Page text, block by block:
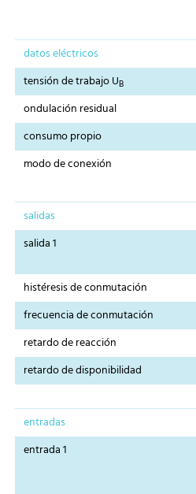
datos eléctricos
tensión de trabajo UB
ondulación residual
consumo propio
modo de conexión
salidas
salida 1
histéresis de conmutación
frecuencia de conmutación
retardo de reacción
retardo de disponibilidad
entradas
entrada 1